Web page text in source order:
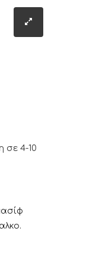
σε 4-10